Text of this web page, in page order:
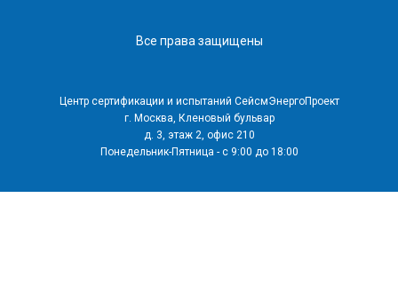
Все права защищены
Центр сертификации и испытаний СейсмЭнергоПроект
г. Москва, Кленовый бульвар
д. 3, этаж 2, офис 210
Понедельник-Пятница - с 9:00 до 18:00